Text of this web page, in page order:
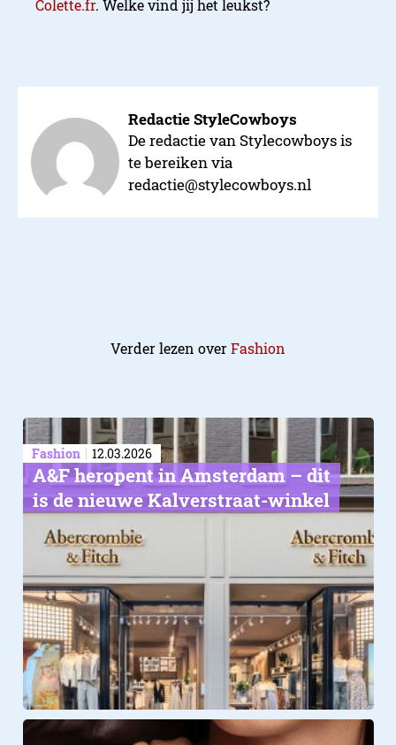
Colette.fr. Welke vind jij het leukst?
Redactie StyleCowboys
De redactie van Stylecowboys is
te bereiken via
redactie@stylecowboys.nl
Verder lezen overFashion
Fashion 12.03.2026
A&F heropent in Amsterdam – dit
is de nieuwe Kalverstraat-winkel